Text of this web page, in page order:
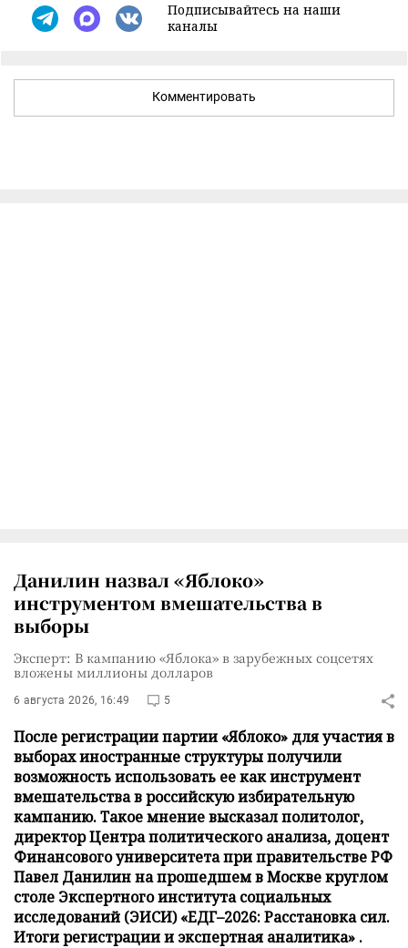
Подписывайтесь на наши
каналы
Комментировать
Данилин назвал «Яблоко»
инструментом вмешательства в
выборы
Эксперт: В кампанию «Яблока» в зарубежных соцсетях
вложены миллионы долларов
6 августа 2026, 16:49 5
После регистрации партии «Яблоко» для участия в
выборах иностранные структуры получили
возможность использовать ее как инструмент
вмешательства в российскую избирательную
кампанию. Такое мнение высказал политолог,
директор Центра политического анализа, доцент
Финансового университета при правительстве РФ
Павел Данилин на прошедшем в Москве круглом
столе Экспертного института социальных
исследований (ЭИСИ) «ЕДГ–2026: Расстановка сил.
Итоги регистрации и экспертная аналитика» .